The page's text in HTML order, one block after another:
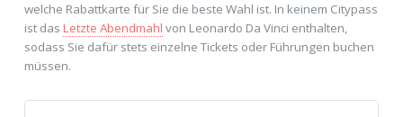
welche Rabattkarte für Sie die beste Wahl ist. In keinem Citypass
ist das Letzte Abendmahl von Leonardo Da Vinci enthalten,
sodass Sie dafür stets einzelne Tickets oder Führungen buchen
müssen.